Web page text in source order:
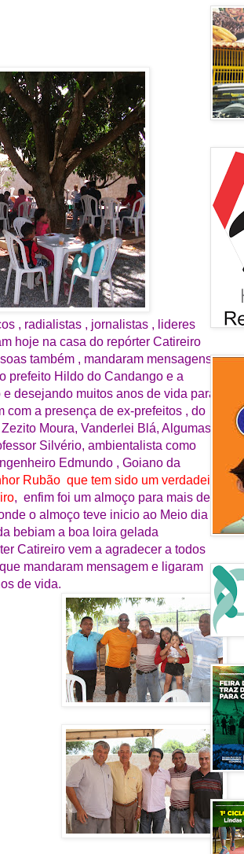
, radialistas , jornalistas , lideres
hoje na casa do repórter Catireiro
também , mandaram mensagens e
prefeito Hildo do Candango e a
desejando muitos anos de vida para o
com a presença de ex-prefeitos , do
Moura, Vanderlei Blá, Algumas
Silvério, ambientalista como
Edmundo , Goiano da
Rubão que tem sido um verdadeiro
, enfim foi um almoço para mais de
o almoço teve inicio ao Meio dia e
bebiam a boa loira gelada
Catireiro vem a agradecer a todos
mandaram mensagem e ligaram
de vida.